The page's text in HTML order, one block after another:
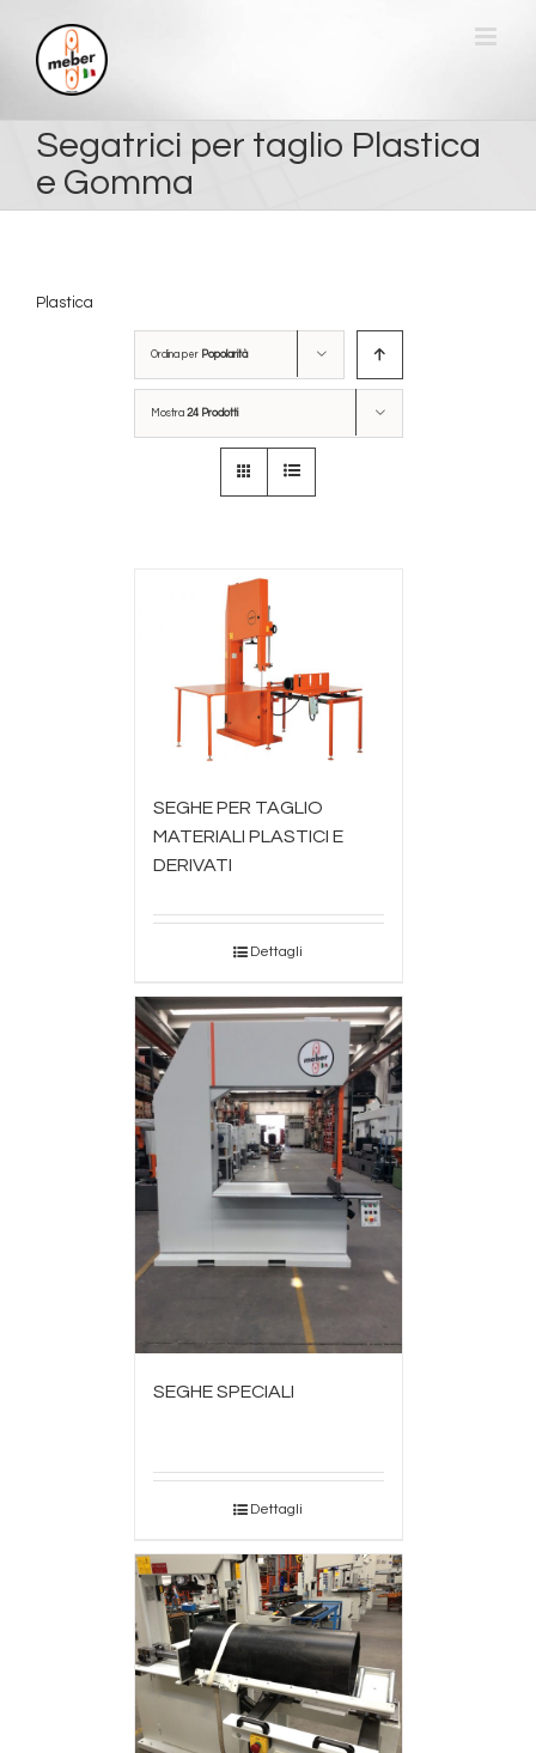
contenuto
Segatrici per taglio Plastica
e Gomma
Plastica
Ordina per Popolarità
Mostra 24 Prodotti
SEGHE PER TAGLIO
MATERIALI PLASTICI E
DERIVATI
Dettagli
SEGHE SPECIALI
Dettagli